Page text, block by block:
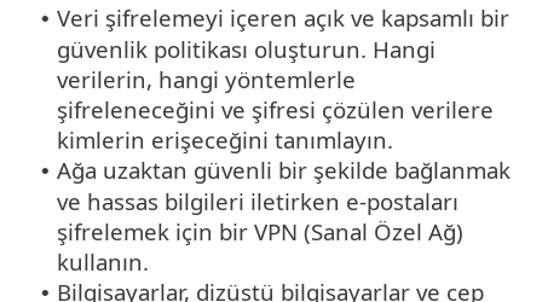
• Veri şifrelemeyi içeren açık ve kapsamlı bir
güvenlik politikası oluşturun. Hangi
verilerin, hangi yöntemlerle
şifreleneceğini ve şifresi çözülen verilere
kimlerin erişeceğini tanımlayın.
• Ağa uzaktan güvenli bir şekilde bağlanmak
ve hassas bilgileri iletirken e-postaları
şifrelemek için bir VPN (Sanal Özel Ağ)
kullanın.
• Bilgisayarlar, dizüstü bilgisayarlar ve cep